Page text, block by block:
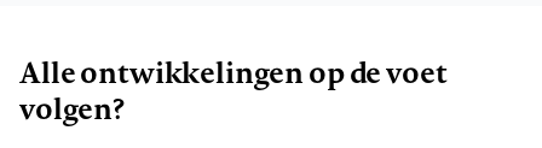
Alle ontwikkelingen op de voet
volgen?